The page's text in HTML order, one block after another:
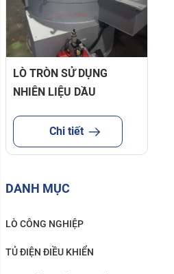
LÒ TRÒN SỬ DỤNG
NHIÊN LIỆU DẦU
Chi tiết
DANH MỤC
LÒ CÔNG NGHIỆP
TỦ ĐIỆN ĐIỀU KHIỂN